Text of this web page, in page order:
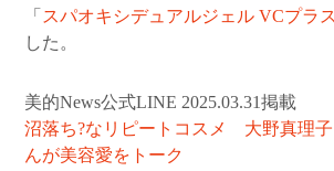
「 スパオキシデュアルジェル VCプラス
した。
美的News公式LINE 2025.03.31掲載
沼落ち?なリピートコスメ 大野真理
んが美容愛をトーク